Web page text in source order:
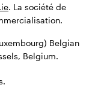
. La société de
Belgian
Belgium.